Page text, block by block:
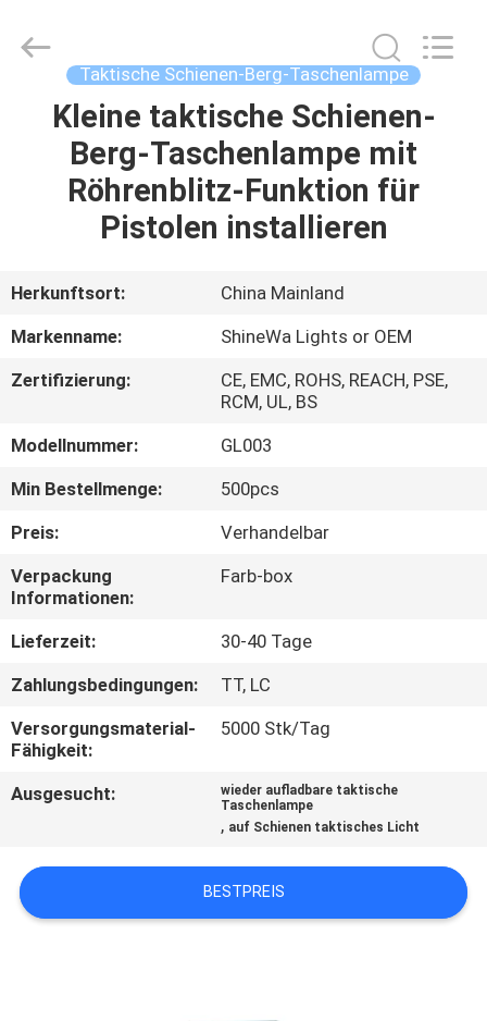
HAUSE
PRODUKTE
VIDEOS
UNS
QUALITÄTSKONTROLLE
KONTAKT
MIT
UNS
NEUIGKEITEN
RECHTSSACHEN
SITEMAP
Trade
Taktische Schienen-Berg-Taschenlampe
Kleine taktische Schienen-
Berg-Taschenlampe mit
Röhrenblitz-Funktion für
Pistolen installieren
Herkunftsort:
China Mainland
Markenname:
ShineWa Lights or OEM
Zertifizierung:
CE, EMC, ROHS, REACH, PSE,
RCM, UL, BS
Modellnummer:
GL003
Min Bestellmenge:
500pcs
Preis:
Verhandelbar
Verpackung
Informationen:
Farb-box
Lieferzeit:
30-40 Tage
Zahlungsbedingungen:
TT, LC
Versorgungsmaterial-
Fähigkeit:
5000 Stk/Tag
Ausgesucht:
wieder aufladbare taktische
Taschenlampe
, auf Schienen taktisches Licht
BESTPREIS